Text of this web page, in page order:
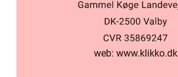
web: www.klikko.dk